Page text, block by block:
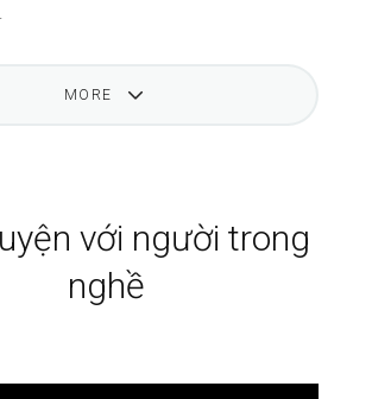
MORE
với người trong
nghề